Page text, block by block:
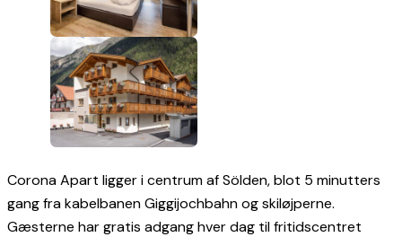
Corona Apart ligger i centrum af Sölden, blot 5 minutters
gang fra kabelbanen Giggijochbahn og skiløjperne.
Gæsterne har gratis adgang hver dag til fritidscentret